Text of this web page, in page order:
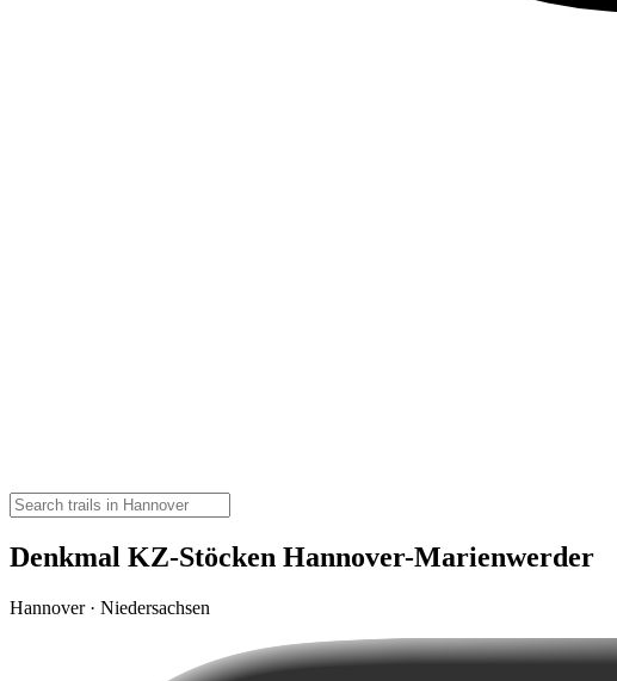
Denkmal KZ-Stöcken Hannover-Marienwerder
Hannover · Niedersachsen